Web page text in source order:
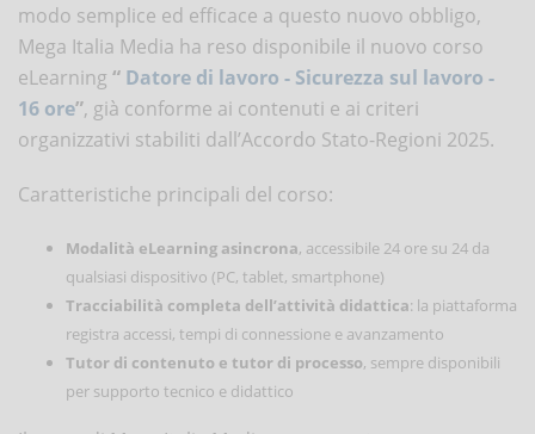
modo semplice ed efficace a questo nuovo obbligo,
Mega Italia Media ha reso disponibile il nuovo corso
eLearning “ Datore di lavoro - Sicurezza sul lavoro -
16 ore”, già conforme ai contenuti e ai criteri
organizzativi stabiliti dall’Accordo Stato-Regioni 2025.
Caratteristiche principali del corso:
Modalità eLearning asincrona, accessibile 24 ore su 24 da
qualsiasi dispositivo (PC, tablet, smartphone)
Tracciabilità completa dell’attività didattica: la piattaforma
registra accessi, tempi di connessione e avanzamento
Tutor di contenuto e tutor di processo, sempre disponibili
per supporto tecnico e didattico